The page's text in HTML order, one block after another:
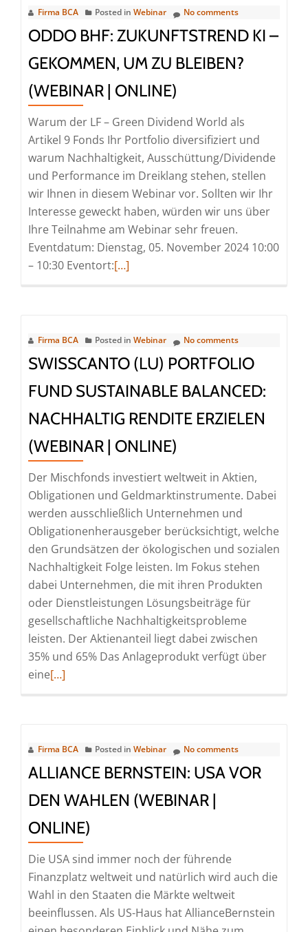
Nachhaltiger
Diversifikator
für
Ihr
(Webinar
|
Online)
Firma BCA Posted in Webinar No comments
ODDO BHF: ZUKUNFTSTREND KI –
GEKOMMEN, UM ZU BLEIBEN?
(WEBINAR | ONLINE)
Warum der LF – Green Dividend World als
Artikel 9 Fonds Ihr Portfolio diversifiziert und
warum Nachhaltigkeit, Ausschüttung/Dividende
und Performance im Dreiklang stehen, stellen
wir Ihnen in diesem Webinar vor. Sollten wir Ihr
Interesse geweckt haben, würden wir uns über
Ihre Teilnahme am Webinar sehr freuen.
Eventdatum: Dienstag, 05. November 2024 10:00
– 10:30 Eventort:Read
BHF:
ZUKUNFTSTREND
KI
–
um
zu
(Webinar
|
Online)
[…]
Firma BCA Posted in Webinar No comments
SWISSCANTO (LU) PORTFOLIO
FUND SUSTAINABLE BALANCED:
NACHHALTIG RENDITE ERZIELEN
(WEBINAR | ONLINE)
Der Mischfonds investiert weltweit in Aktien,
Obligationen und Geldmarktinstrumente. Dabei
werden ausschließlich Unternehmen und
Obligationenherausgeber berücksichtigt, welche
den Grundsätzen der ökologischen und sozialen
Nachhaltigkeit Folge leisten. Im Fokus stehen
dabei Unternehmen, die mit ihren Produkten
oder Dienstleistungen Lösungsbeiträge für
gesellschaftliche Nachhaltigkeitsprobleme
leisten. Der Aktienanteil liegt dabei zwischen
35% und 65% Das Anlageprodukt verfügt über
eineRead
(LU)
Portfolio
Fund
Sustainable
Nachhaltig
Rendite
erzielen
(Webinar
Online)
[…]
Firma BCA Posted in Webinar No comments
ALLIANCE BERNSTEIN: USA VOR
DEN WAHLEN (WEBINAR |
ONLINE)
Die USA sind immer noch der führende
Finanzplatz weltweit und natürlich wird auch die
Wahl in den Staaten die Märkte weltweit
beeinflussen. Als US-Haus hat AllianceBernstein